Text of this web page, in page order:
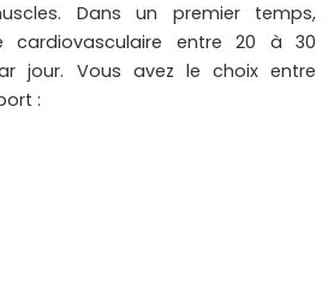
Dans un premier temps,
cardiovasculaire entre 20 à 30
jour. Vous avez le choix entre
: